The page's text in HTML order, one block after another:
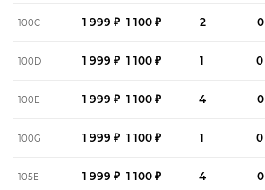
100C 1 999 ₽ 1 100 ₽ 2 0
100D 1 999 ₽ 1 100 ₽ 1 0
100E 1 999 ₽ 1 100 ₽ 4 0
100G 1 999 ₽ 1 100 ₽ 1 0
105E 1 999 ₽ 1 100 ₽ 4 0